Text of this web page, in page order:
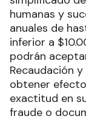
humanas y
anuales de
inferior a
podrán
Recaudación
obtener
exactitud en
fraude o